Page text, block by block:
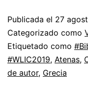
Publicada el 27
Categorizado como
Etiquetado como
#WLIC2019, Atenas,
de autor, Grecia